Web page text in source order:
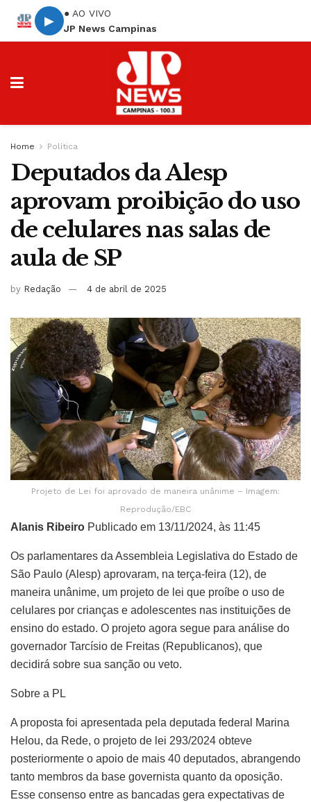
▶
● AO VIVO
JP News Campinas
Home Política
Deputados da Alesp
aprovam proibição do uso
de celulares nas salas de
aula de SP
by Redação 4 de abril de 2025
Projeto de Lei foi aprovado de maneira unânime – Imagem:
Reprodução/EBC
Alanis Ribeiro Publicado em 13/11/2024, às 11:45
Os parlamentares da Assembleia Legislativa do Estado de
São Paulo (Alesp) aprovaram, na terça-feira (12), de
maneira unânime, um projeto de lei que proíbe o uso de
celulares por crianças e adolescentes nas instituições de
ensino do estado. O projeto agora segue para análise do
governador Tarcísio de Freitas (Republicanos), que
decidirá sobre sua sanção ou veto.
Sobre a PL
A proposta foi apresentada pela deputada federal Marina
Helou, da Rede, o projeto de lei 293/2024 obteve
posteriormente o apoio de mais 40 deputados, abrangendo
tanto membros da base governista quanto da oposição.
Esse consenso entre as bancadas gera expectativas de